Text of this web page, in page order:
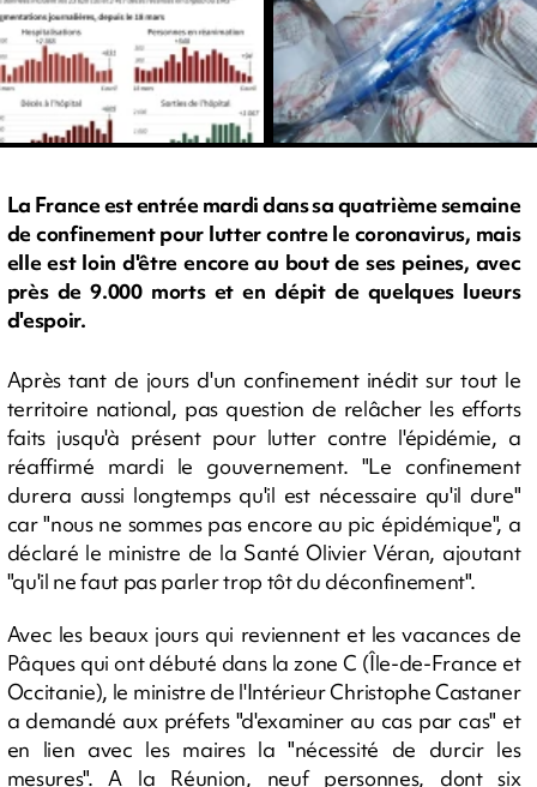
La France est entrée mardi dans sa quatrième semaine
de confinement pour lutter contre le coronavirus, mais
elle est loin d'être encore au bout de ses peines, avec
près de 9.000 morts et en dépit de quelques lueurs
d'espoir.
Après tant de jours d'un confinement inédit sur tout le
territoire national, pas question de relâcher les efforts
faits jusqu'à présent pour lutter contre l'épidémie, a
réaffirmé mardi le gouvernement. "Le confinement
durera aussi longtemps qu'il est nécessaire qu'il dure"
car "nous ne sommes pas encore au pic épidémique", a
déclaré le ministre de la Santé Olivier Véran, ajoutant
"qu'il ne faut pas parler trop tôt du déconfinement".
Avec les beaux jours qui reviennent et les vacances de
Pâques qui ont débuté dans la zone C (Île-de-France et
Occitanie), le ministre de l'Intérieur Christophe Castaner
a demandé aux préfets "d'examiner au cas par cas" et
en lien avec les maires la "nécessité de durcir les
mesures". A la Réunion, neuf personnes, dont six